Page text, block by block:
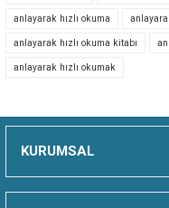
Ürün açıklamasında
Ürün bilgilerinde hatalar
Ürün fiyatı diğer sitelerden
anlayarak hızlı okuma
anlayarak hızlı okuma kitabı
anlayarak hızlı okumak
KURUMSAL